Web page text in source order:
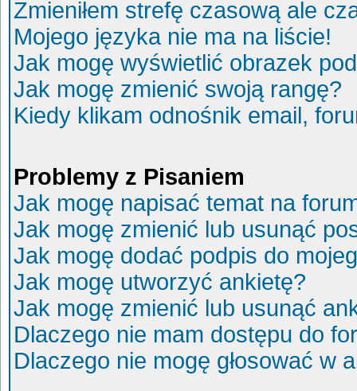
Zmieniłem strefę czasową ale
Mojego języka nie ma na liście!
Jak mogę wyświetlić obrazek
Jak mogę zmienić swoją rangę?
Kiedy klikam odnośnik email,
Problemy z Pisaniem
Jak mogę napisać temat na
Jak mogę zmienić lub usunąć
Jak mogę dodać podpis do
Jak mogę utworzyć ankietę?
Jak mogę zmienić lub usunąć
Dlaczego nie mam dostępu do
Dlaczego nie mogę głosować w